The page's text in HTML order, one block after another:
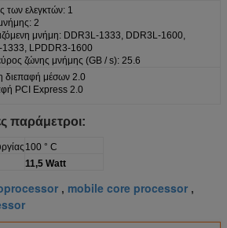
των ελεγκτών: 1
2
μνήμη: DDR3L-1333, DDR3L-1600,
1333, LPDDR3-1600
ζώνης μνήμης (GB / s): 25.6
διεπαφή μέσων 2.0
PCI Express 2.0
παράμετροι:
100 ° C
11,5 Watt
, mobile core processor ,